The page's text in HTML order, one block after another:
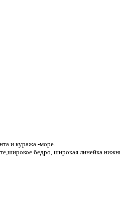
и куража -море.
бедро, широкая линейка